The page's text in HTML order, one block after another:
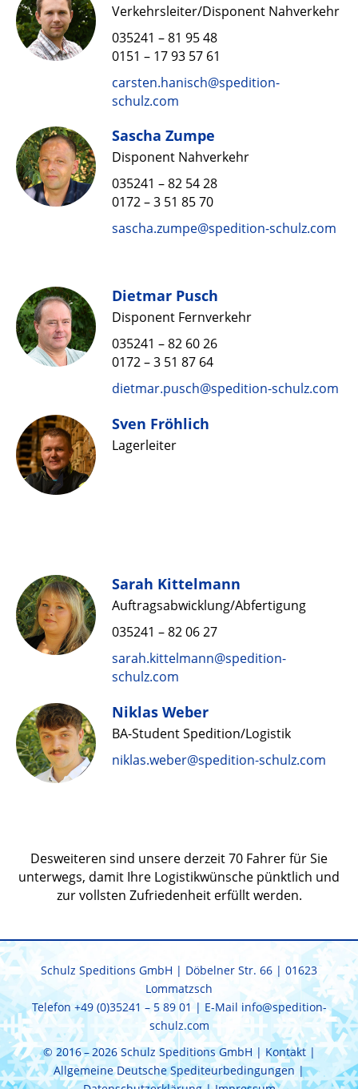
Verkehrsleiter­/­Disponent Nahverkehr
035241 – 81 95 48
0151 – 17 93 57 61
carsten.hanisch@spedition-
schulz.com
Sascha Zumpe
Disponent Nahverkehr
035241 – 82 54 28
0172 – 3 51 85 70
sascha.zumpe@spedition-schulz.com
Dietmar Pusch
Disponent Fernverkehr
035241 – 82 60 26
0172 – 3 51 87 64
dietmar.pusch@spedition-schulz.com
Sven Fröhlich
Lagerleiter
Sarah Kittelmann
Auftrags­abwick­lung­/­Abfertigung
035241 – 82 06 27
sarah.kittelmann@spedition-
schulz.com
Niklas Weber
BA-Student Spedition/Logistik
niklas.weber@spedition-schulz.com
Desweiteren sind unsere derzeit 70 Fahrer für Sie
unterwegs, damit Ihre Logistikwünsche pünktlich und
zur vollsten Zufriedenheit erfüllt werden.
Schulz Speditions GmbH | Döbelner Str. 66 | 01623
Lommatzsch
Telefon +49 (0)35241 – 5 89 01 | E-Mail info@spedition-
schulz.com
© 2016 – 2026 Schulz Speditions GmbH | Kontakt|
Allgemeine Deutsche Spediteurbedingungen|